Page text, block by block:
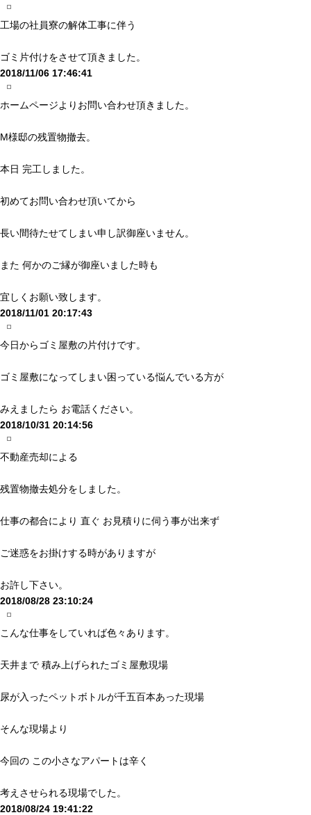
工場の社員寮の解体工事に伴う
ゴミ片付けをさせて頂きました。
2018/11/06 17:46:41
ホームページよりお問い合わせ頂きました。
M様邸の残置物撤去。
本日 完工しました。
初めてお問い合わせ頂いてから
長い間待たせてしまい申し訳御座いません。
また 何かのご縁が御座いました時も
宜しくお願い致します。
2018/11/01 20:17:43
今日からゴミ屋敷の片付けです。
ゴミ屋敷になってしまい困っている悩んでいる方が
みえましたら お電話ください。
2018/10/31 20:14:56
不動産売却による
残置物撤去処分をしました。
仕事の都合により 直ぐ お見積りに伺う事が出来ず
ご迷惑をお掛けする時がありますが
お許し下さい。
2018/08/28 23:10:24
こんな仕事をしていれば色々あります。
天井まで 積み上げられたゴミ屋敷現場
尿が入ったペットボトルが千五百本あった現場
そんな現場より
今回の この小さなアパートは辛く
考えさせられる現場でした。
2018/08/24 19:41:22